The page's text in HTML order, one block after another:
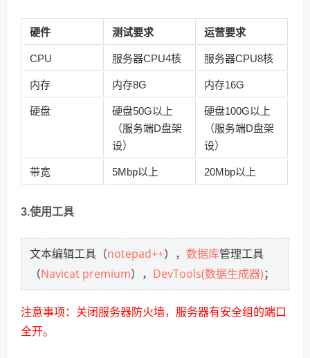
硬件 测试要求 运营要求
CPU 服务器CPU4核 服务器CPU8核
内存 内存8G 内存16G
硬盘
硬盘50G以上
（服务端D盘架
设）
硬盘100G以上
（服务端D盘架
设）
带宽 5Mbp以上 20Mbp以上
3.使用工具
文本编辑工具（notepad++）， 数据库管理工具
（Navicat premium）， DevTools(数据生成器) ；
注意事项：关闭服务器防火墙，服务器有安全组的端口
全开。